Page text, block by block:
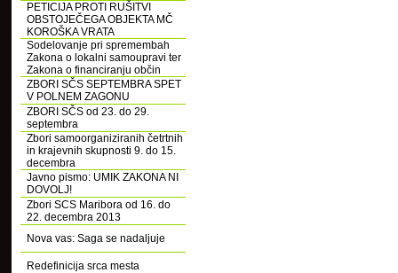
PETICIJA PROTI RUŠITVI
OBSTOJEČEGA OBJEKTA MČ
KOROŠKA VRATA
Sodelovanje pri spremembah
Zakona o lokalni samoupravi ter
Zakona o financiranju občin
ZBORI SČS SEPTEMBRA SPET
V POLNEM ZAGONU
ZBORI SČS od 23. do 29.
septembra
Zbori samoorganiziranih četrtnih
in krajevnih skupnosti 9. do 15.
decembra
Javno pismo: UMIK ZAKONA NI
DOVOLJ!
Zbori SCS Maribora od 16. do
22. decembra 2013
Nova vas: Saga se nadaljuje
Redefinicija srca mesta